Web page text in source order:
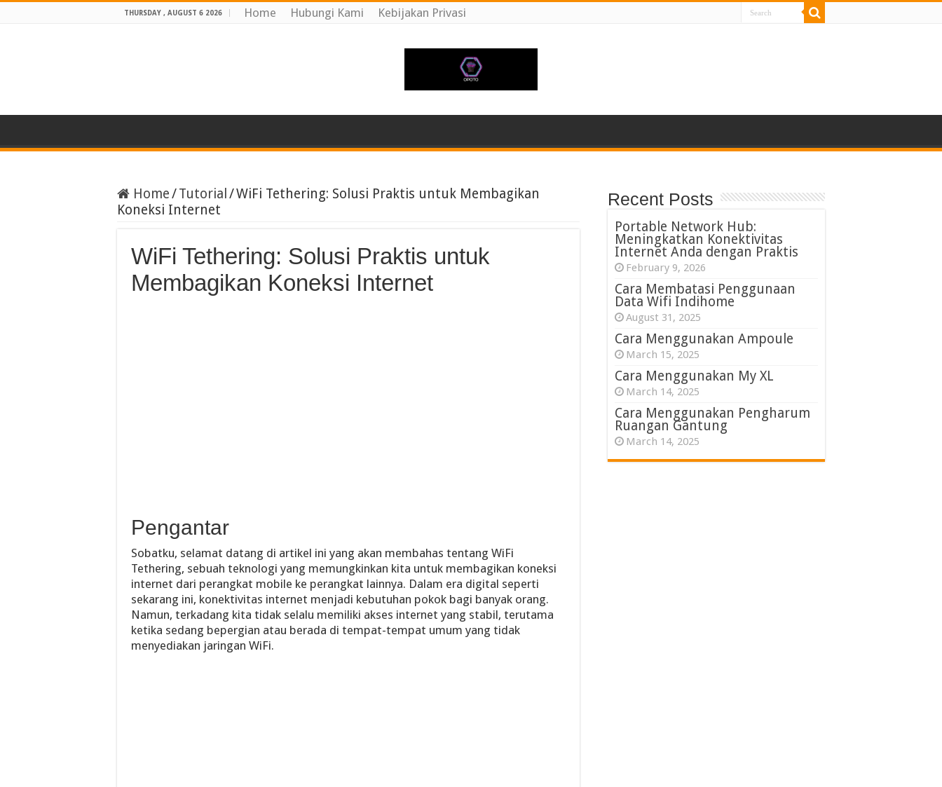
THURSDAY , AUGUST 6 2026 Home Hubungi Kami Kebijakan Privasi
Home/Tutorial /WiFi Tethering: Solusi Praktis untuk Membagikan
Koneksi Internet
WiFi Tethering: Solusi Praktis untuk
Membagikan Koneksi Internet
Pengantar
Sobatku, selamat datang di artikel ini yang akan membahas tentang WiFi
Tethering, sebuah teknologi yang memungkinkan kita untuk membagikan koneksi
internet dari perangkat mobile ke perangkat lainnya. Dalam era digital seperti
sekarang ini, konektivitas internet menjadi kebutuhan pokok bagi banyak orang.
Namun, terkadang kita tidak selalu memiliki akses internet yang stabil, terutama
ketika sedang bepergian atau berada di tempat-tempat umum yang tidak
menyediakan jaringan WiFi.
Recent Posts
Portable Network Hub:
Meningkatkan Konektivitas
Internet Anda dengan Praktis
February 9, 2026
Cara Membatasi Penggunaan
Data Wifi Indihome
August 31, 2025
Cara Menggunakan Ampoule
March 15, 2025
Cara Menggunakan My XL
March 14, 2025
Cara Menggunakan Pengharum
Ruangan Gantung
March 14, 2025